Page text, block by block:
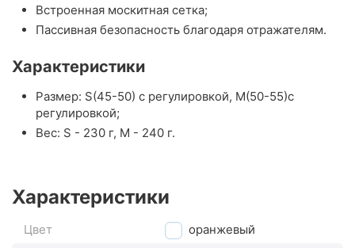
Встроенная москитная сетка;
Пассивная безопасность благодаря отражателям.
Характеристики
Размер: S(45-50) с регулировкой, M(50-55)с
регулировкой;
Вес: S - 230 г, M - 240 г.
Характеристики
Цвет
оранжевый